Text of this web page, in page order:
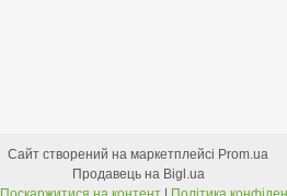
Сайт створений на маркетплейсі Prom.ua
Продавець на Bigl.ua